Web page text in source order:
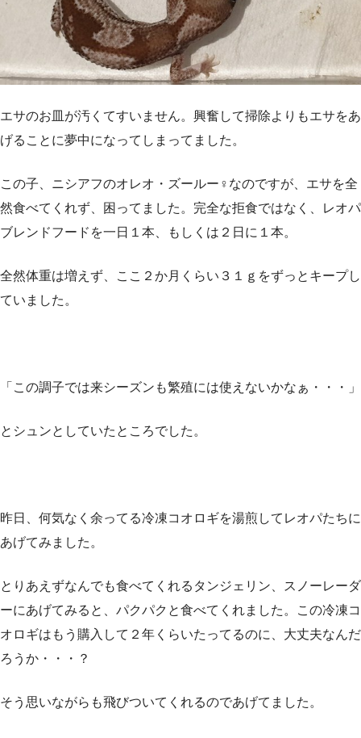
エサのお皿が汚くてすいません。興奮して掃除よりもエサをあ
げることに夢中になってしまってました。
この子、ニシアフのオレオ・ズールー♀なのですが、エサを全
然食べてくれず、困ってました。完全な拒食ではなく、レオパ
ブレンドフードを一日１本、もしくは２日に１本。
全然体重は増えず、ここ２か月くらい３１ｇをずっとキープし
ていました。
「この調子では来シーズンも繁殖には使えないかなぁ・・・」
とシュンとしていたところでした。
昨日、何気なく余ってる冷凍コオロギを湯煎してレオパたちに
あげてみました。
とりあえずなんでも食べてくれるタンジェリン、スノーレーダ
ーにあげてみると、パクパクと食べてくれました。この冷凍コ
オロギはもう購入して２年くらいたってるのに、大丈夫なんだ
ろうか・・・？
そう思いながらも飛びついてくれるのであげてました。